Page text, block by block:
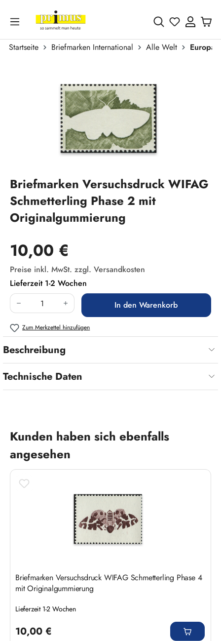
Zum Hauptinhalt springen
Du hast 0
Startseite Briefmarken International Alle Welt
Europa
Briefmarken Versuchsdruck WIFAG
Schmetterling Phase 2 mit
Originalgummierung
Regulärer Preis:
10,00 €
Preise inkl. MwSt. zzgl. Versandkosten
Lieferzeit 1-2 Wochen
Produkt Anzahl: Gib den gewünschten Wert
In den Warenkorb
Zum Merkzettel hinzufügen
Beschreibung
Technische Daten
Produktgalerie überspringen
Kunden haben sich ebenfalls
angesehen
Briefmarken Versuchsdruck WIFAG Schmetterling Phase 4
mit Originalgummierung
Lieferzeit 1-2 Wochen
10,00 €